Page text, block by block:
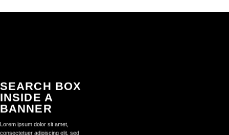
SEARCH BOX
INSIDE A
BANNER
Lorem ipsum dolor sit amet,
consectetuer adipiscing elit, sed